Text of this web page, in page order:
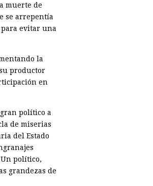
muerte de
se arrepentía
para evitar una
la
productor
en
político a
de miserias
del Estado
político,
grandezas de